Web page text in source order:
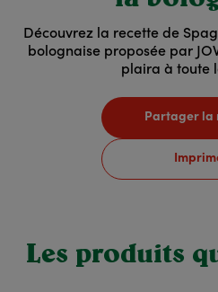
Découvrez la recette de
bolognaise proposée par
plaira à toute
Partager la
Les produits